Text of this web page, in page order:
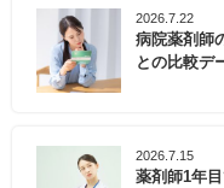
2026.7.22
病院薬剤師
との比較デ
2026.7.15
薬剤師1年